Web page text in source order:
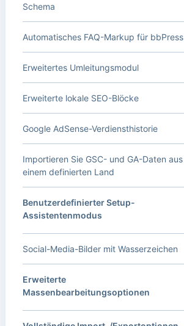
Schema
Automatisches FAQ-Markup für bbPress
Erweitertes Umleitungsmodul
Erweiterte lokale SEO-Blöcke
Google AdSense-Verdiensthistorie
Importieren Sie GSC- und GA-Daten aus
einem definierten Land
Benutzerdefinierter Setup-
Assistentenmodus
Social-Media-Bilder mit Wasserzeichen
Erweiterte
Massenbearbeitungsoptionen